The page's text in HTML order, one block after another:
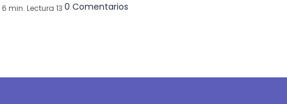
6 min. Lectura 13 0 Comentarios